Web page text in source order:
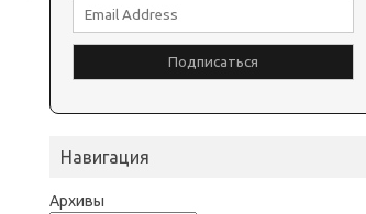
Навигация
Архивы